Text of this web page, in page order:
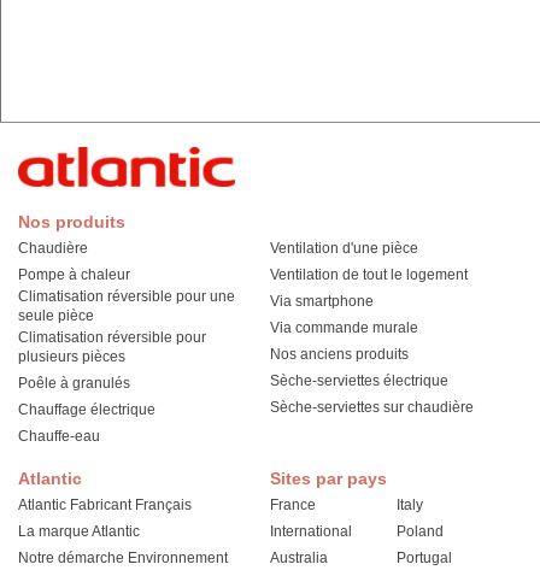
Atlantic
Atlantic Fabricant Français
La marque Atlantic
Notre démarche Environnement
Nos produits
Chaudière
Pompe à chaleur
Climatisation réversible pour une
seule pièce
Climatisation réversible pour
plusieurs pièces
Poêle à granulés
Chauffage électrique
Chauffe-eau
Ventilation d'une pièce
Ventilation de tout le logement
Via smartphone
Via commande murale
Nos anciens produits
Sèche-serviettes électrique
Sèche-serviettes sur chaudière
Sites par pays
France
International
Australia
Italy
Poland
Portugal